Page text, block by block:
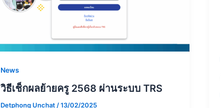
News
วิธีเช็กผลย้ายครู 2568 ผ่านระบบ TRS
Detphong Unchat/13/02/2025